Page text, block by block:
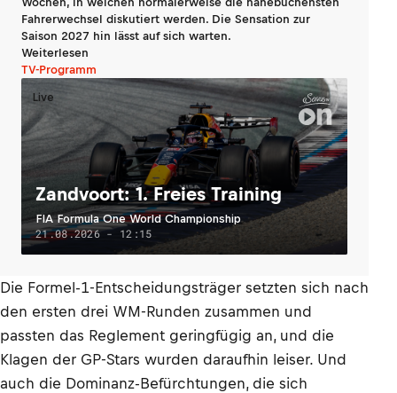
Fahrerwechsel diskutiert werden. Die Sensation zur
Saison 2027 hin lässt auf sich warten.
Weiterlesen
TV-Programm
Live
Zandvoort: 1. Freies Training
FIA Formula One World Championship
21.08.2026 - 12:15
Die Formel-1-Entscheidungsträger setzten sich nach
den ersten drei WM-Runden zusammen und
passten das Reglement geringfügig an, und die
Klagen der GP-Stars wurden daraufhin leiser. Und
auch die Dominanz-Befürchtungen, die sich